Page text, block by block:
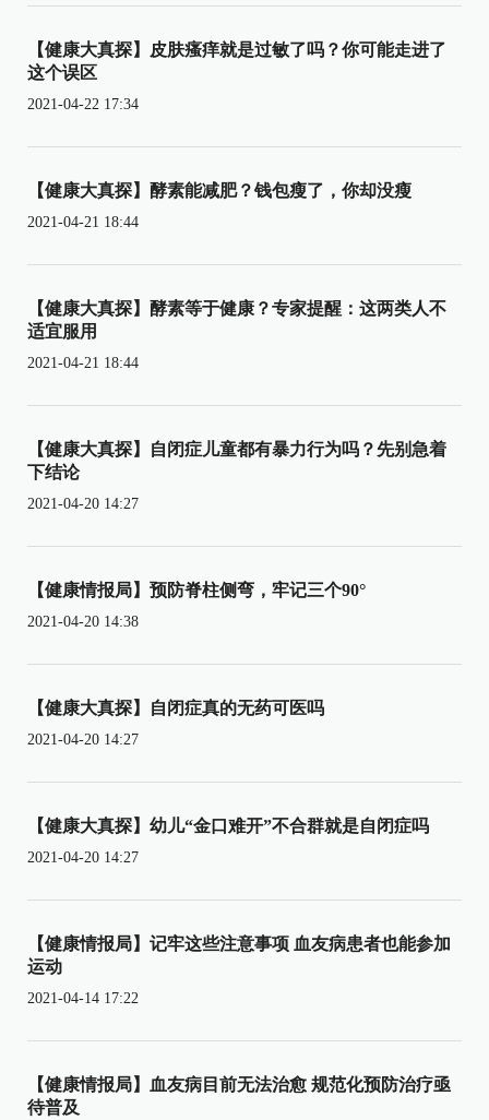
【健康大真探】皮肤瘙痒就是过敏了吗？你可能走进了
这个误区
2021-04-22 17:34
【健康大真探】酵素能减肥？钱包瘦了，你却没瘦
2021-04-21 18:44
【健康大真探】酵素等于健康？专家提醒：这两类人不
适宜服用
2021-04-21 18:44
【健康大真探】自闭症儿童都有暴力行为吗？先别急着
下结论
2021-04-20 14:27
【健康情报局】预防脊柱侧弯，牢记三个90°
2021-04-20 14:38
【健康大真探】自闭症真的无药可医吗
2021-04-20 14:27
【健康大真探】幼儿“金口难开”不合群就是自闭症吗
2021-04-20 14:27
【健康情报局】记牢这些注意事项 血友病患者也能参加
运动
2021-04-14 17:22
【健康情报局】血友病目前无法治愈 规范化预防治疗亟
待普及